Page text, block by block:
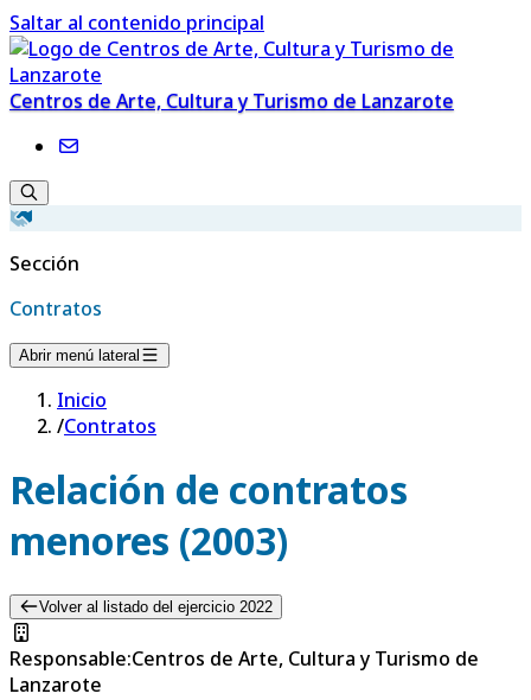
Saltar al contenido principal
Centros de Arte, Cultura y Turismo de Lanzarote
Sección
Contratos
Abrir menú lateral
Inicio
/Contratos
Relación de contratos
menores (2003)
Volver al listado del ejercicio 2022
Responsable:Centros de Arte, Cultura y Turismo de
Lanzarote